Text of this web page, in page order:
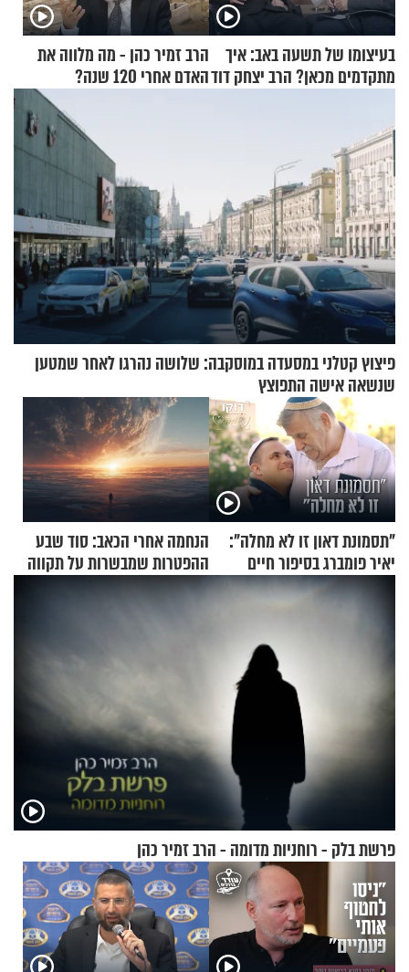
בעיצומו של תשעה באב: איך
מתקדמים מכאן? הרב יצחק דוד
הרב זמיר כהן - מה מלווה את
האדם אחרי 120 שנה?
פיצוץ קטלני במסעדה במוסקבה: שלושה נהרגו לאחר שמטען
שנשאה אישה התפוצץ
"תסמונת דאון זו לא מחלה":
יאיר פומברג בסיפור חיים
מעורר השראה
הנחמה אחרי הכאב: סוד שבע
ההפטרות שמבשרות על תקווה
וגאולה
פרשת בלק - רוחניות מדומה - הרב זמיר כהן